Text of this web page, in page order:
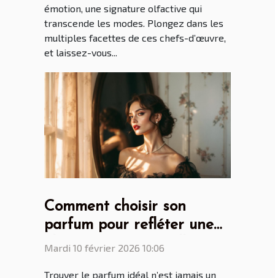
émotion, une signature olfactive qui
transcende les modes. Plongez dans les
multiples facettes de ces chefs-d’œuvre,
et laissez-vous...
Comment choisir son
parfum pour refléter une
élégance intemporelle ?
Mardi 10 février 2026 10:06
Trouver le parfum idéal n’est jamais un